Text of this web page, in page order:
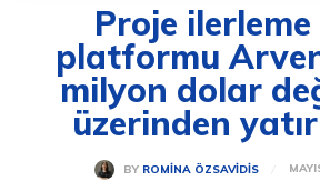
Proje
platformu
milyon dolar
üzerinden
BY ROMINA ÖZSAVIDIS